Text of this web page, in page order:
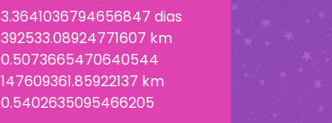
3.3641036794656847 dias
392533.08924771607 km
0.5073665470640544
147609361.85922137 km
0.5402635095466205